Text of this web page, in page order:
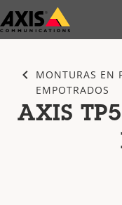
Saltar
al
MONTURAS EN
EMPOTRADOS
AXIS